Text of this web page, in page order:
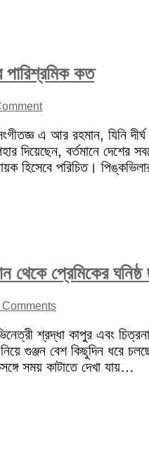
কত
এ আর রহমান, যিনি দীর্ঘ
দিয়েছেন, বর্তমানে দেশের
হিসেবে পরিচিত।
থেকে প্রেমিকের ঘনিষ্ঠ
Comments
শ্রদ্ধা কাপুর এবং
গুঞ্জন বেশ কিছুদিন ধরে
সময় কাটাতে দেখা যায়…